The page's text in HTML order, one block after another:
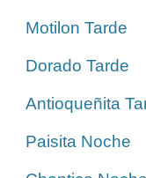
Motilon Tarde
Dorado Tarde
Antioqueñita
Paisita Noche